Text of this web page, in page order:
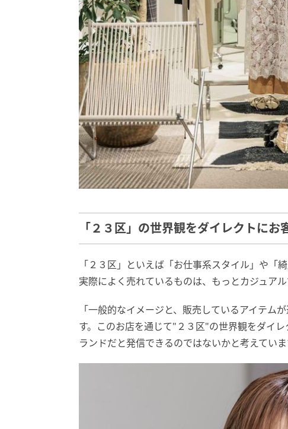
「２３区」の世界観をダイレクトにお
「２３区」といえば「お仕事系スタイル」や「
実際によく売れているものは、もっとカジュア
「一般的なイメージと、販売しているアイテム
す。このお店を通じて"２３区"の世界観をダイ
ランドだと発信できるのではないかと考えていま